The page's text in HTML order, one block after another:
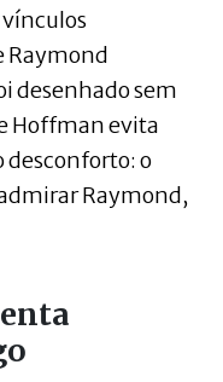
Raymond
desenhado sem
Hoffman evita
desconforto: o
Raymond,